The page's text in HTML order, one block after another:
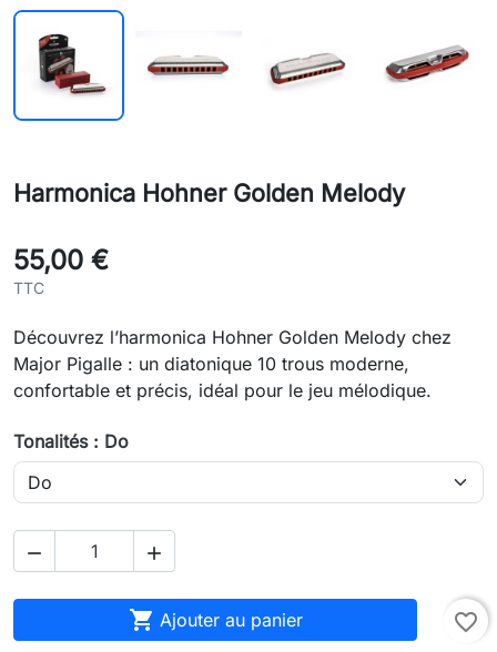
Harmonica Hohner Golden Melody
55,00 €
TTC
Découvrez l’harmonica Hohner Golden Melody chez
Major Pigalle : un diatonique 10 trous moderne,
confortable et précis, idéal pour le jeu mélodique.
Tonalités : Do
 
 Ajouter au panier favorite_border